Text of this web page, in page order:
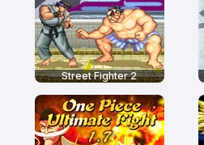
Street Fighter 2